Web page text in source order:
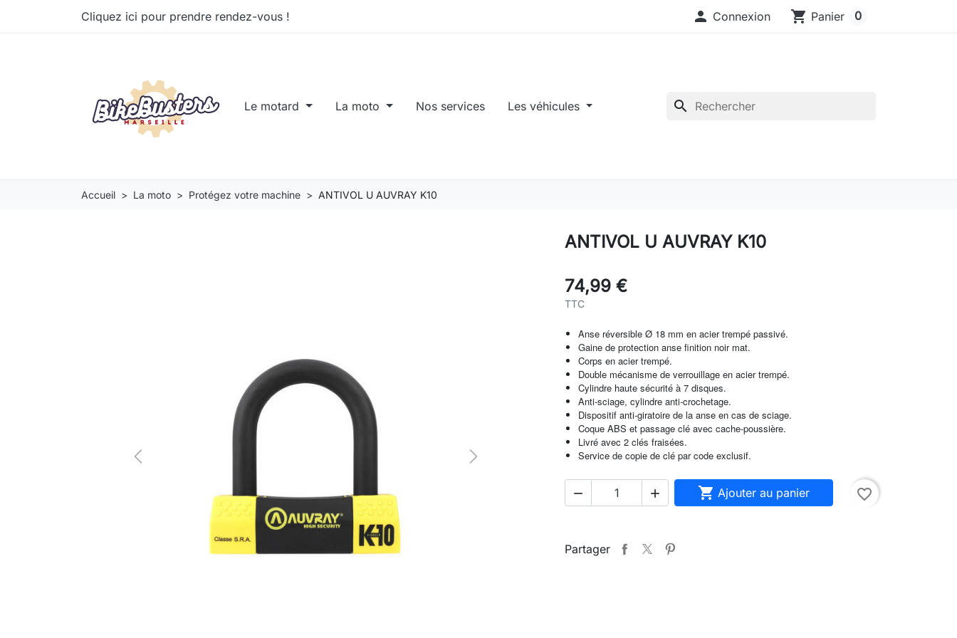
Cliquez ici pour prendre rendez-vous !  Connexion shopping_cart Panier 0
Le motard La moto Nos services Les véhicules search
Accueil La moto Protégez votre machine ANTIVOL U AUVRAY K10
Previous Next
ANTIVOL U AUVRAY K10
74,99 €
TTC
Anse réversible Ø 18 mm en acier trempé passivé.
Gaine de protection anse finition noir mat.
Corps en acier trempé.
Double mécanisme de verrouillage en acier trempé.
Cylindre haute sécurité à 7 disques.
Anti-sciage, cylindre anti-crochetage.
Dispositif anti-giratoire de la anse en cas de sciage.
Coque ABS et passage clé avec cache-poussière.
Livré avec 2 clés fraisées.
Service de copie de clé par code exclusif.
   Ajouter au panier favorite_border
Partager